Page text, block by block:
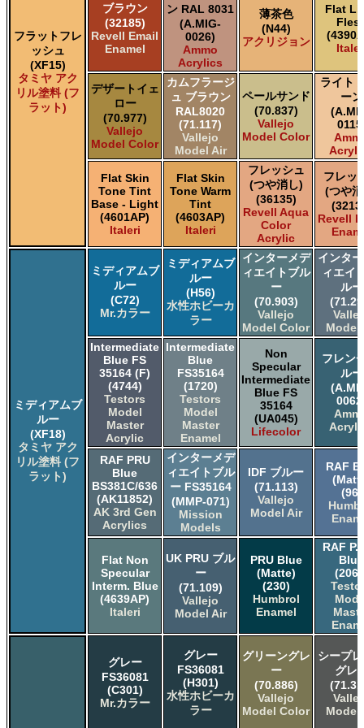
フラットフレ
ッシュ
(XF15)
タミヤ アク
リル塗料 (フ
ラット)
ブラウン
(32185)
Revell Email
Enamel
ン RAL 8031
(A.MIG-
0026)
Ammo
Acrylics
薄茶色
(N44)
アクリジョン
Flat
デザートイェ
ロー
(70.977)
Vallejo
Model Color
カムフラージ
ュ ブラウン
RAL8020
(71.117)
Vallejo
Model Air
ペールサンド
(70.837)
Vallejo
Model Color
ライト
ーン
Flat Skin
Tone Tint
Base - Light
(4601AP)
Italeri
Flat Skin
Tone Warm
Tint
(4603AP)
Italeri
フレッシュ
(つや消し)
(36135)
Revell Aqua
Color
Acrylic
フレッ
(つや
Revell
ミディアムブ
ルー
(XF18)
タミヤ アク
リル塗料 (フ
ラット)
ミディアムブ
ルー
(C72)
Mr.カラー
ミディアムブ
ルー
(H56)
水性ホビーカ
ラー
インターメデ
ィエイトブル
ー
(70.903)
Vallejo
Model Color
インタ
ィエイ
ルー
Model
Intermediate
Blue FS
35164 (F)
(4744)
Testors
Model
Master
Acrylic
Intermediate
Blue
FS35164
(1720)
Testors
Model
Master
Enamel
Non
Specular
Intermediate
Blue FS
35164
(UA045)
Lifecolor
フレン
ルー
RAF PRU
Blue
BS381C/636
(AK11852)
AK 3rd Gen
Acrylics
インターメデ
ィエイトブル
ー FS35164
(MMP-071)
Mission
Models
IDF ブルー
(71.113)
Vallejo
Model Air
RAF
(96)
Flat Non
Specular
Interm. Blue
(4639AP)
Italeri
UK PRU ブル
ー
(71.109)
Vallejo
Model Air
PRU Blue
(Matte)
(230)
Humbrol
Enamel
RAF
Blue
グレー
FS36081
(C301)
Mr.カラー
グレー
FS36081
(H301)
水性ホビーカ
ラー
グリーングレ
ー
(70.886)
Vallejo
Model Color
シープ
グレ
Model